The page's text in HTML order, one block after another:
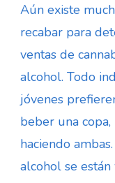
Aún existe
recabar para
ventas de
alcohol. Todo
jóvenes
beber una
haciendo
alcohol se